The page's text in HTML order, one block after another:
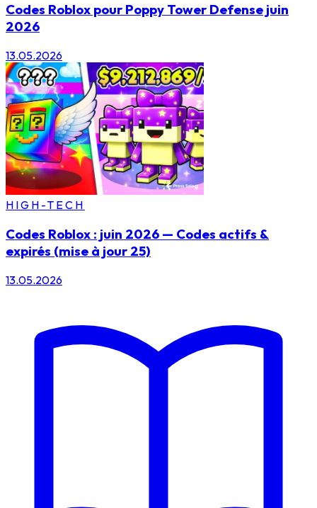
Codes Roblox pour Poppy Tower Defense juin
2026
13.05.2026
HIGH-TECH
Codes Roblox : juin 2026 — Codes actifs &
expirés (mise à jour 25)
13.05.2026